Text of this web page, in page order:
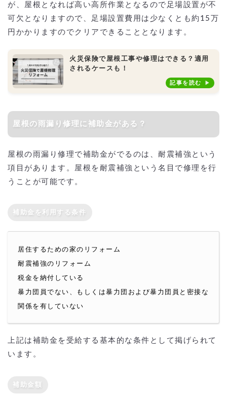
が、屋根となれば高い高所作業となるので足場設置が不
可欠となりますので、足場設置費用は少なくとも約15万
円かかりますのでクリアできることとなります。
火災保険で屋根工事や修理はできる？適用
されるケースも！
記事を読む
屋根の雨漏り修理に補助金がある？
屋根の雨漏り修理で補助金がでるのは、耐震補強という
項目があります。屋根を耐震補強という名目で修理を行
うことが可能です。
補助金を利用する条件
居住するための家のリフォーム
耐震補強のリフォーム
税金を納付している
暴力団員でない、もしくは暴力団および暴力団員と密接な
関係を有していない
上記は補助金を受給する基本的な条件として掲げられて
います。
補助金額